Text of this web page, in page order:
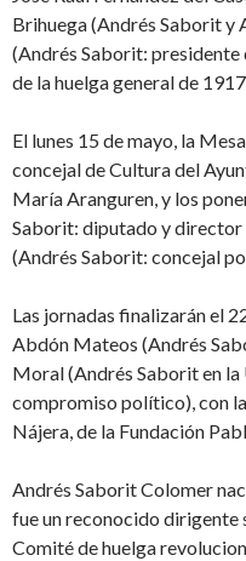
Brihuega (Andrés Saborit y
(Andrés Saborit: presidente
de la huelga general de
El lunes 15 de mayo, la
concejal de Cultura del
María Aranguren, y los
Saborit: diputado y director
(Andrés Saborit: concejal
Las jornadas finalizarán el
Abdón Mateos (Andrés
Moral (Andrés Saborit en la
compromiso político), con
Nájera, de la Fundación
Andrés Saborit Colomer
fue un reconocido dirigente
Comité de huelga